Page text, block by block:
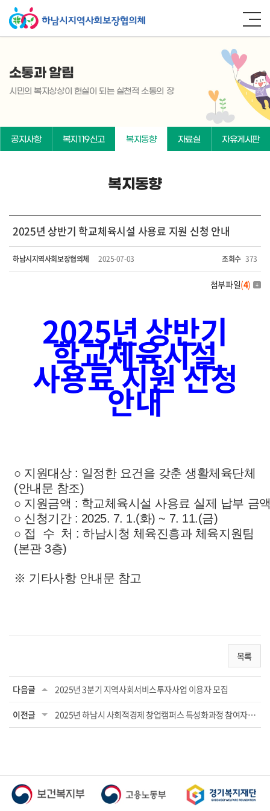
소통과 알림
시민의 복지상상이 현실이 되는 실천적 소통의 장
공지사항 복지119신고 복지동향 자료실 자유게시판
복지동향
2025년 상반기 학교체육시설 사용료 지원 신청 안내
하남시지역사회보장협의체 2025-07-03 조회수 373
첨부파일(4)
2025년 상반기
학교체육시설
사용료 지원 신청
안내
○ 지원대상 : 일정한 요건을 갖춘 생활체육단체
(안내문 참조)
○ 지원금액 : 학교체육시설 사용료 실제 납부 금
○ 신청기간 : 2025. 7. 1.(화) ~ 7. 11.(금)
○ 접 수 처 : 하남시청 체육진흥과 체육지원팀
(본관 3층)
※ 기타사항 안내문 참고
목록
다음글 2025년 3분기 지역사회서비스투자사업 이용자 모집
이전글 2025년 하남시 사회적경제 창업캠퍼스 특성화과정 참여자 모집